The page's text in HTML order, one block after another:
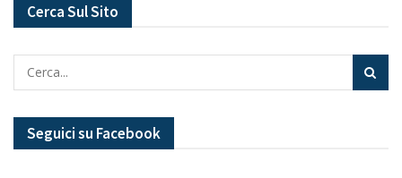
Cerca Sul Sito
Seguici su Facebook